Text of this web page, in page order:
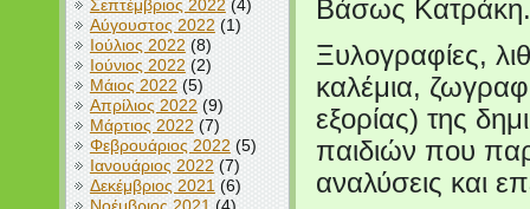
Σεπτέμβριος 2022 (4)
Αύγουστος 2022 (1)
Ιούλιος 2022 (8)
Ιούνιος 2022 (2)
Μάιος 2022 (5)
Απρίλιος 2022 (9)
Μάρτιος 2022 (7)
Φεβρουάριος 2022 (5)
Ιανουάριος 2022 (7)
Δεκέμβριος 2021 (6)
Βάσως Κατράκη.
Ξυλογραφίες,
καλέμια,
εξορίας) της
παιδιών που
αναλύσεις και